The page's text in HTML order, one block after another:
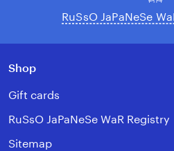
RuSsO JaPaNeSe
Shop
Gift cards
RuSsO JaPaNeSe WaR Registry
Sitemap